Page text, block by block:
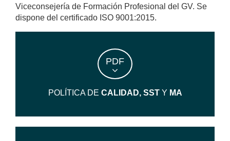
Viceconsejería de Formación Profesional del GV. Se
dispone del certificado ISO 9001:2015.
PDF
POLÍTICA DE CALIDAD, SST Y MA